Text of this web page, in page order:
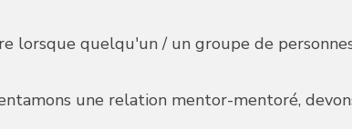
lorsque quelqu'un / un groupe de
une relation mentor-mentoré,